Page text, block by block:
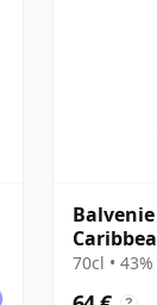
70cl • 43%